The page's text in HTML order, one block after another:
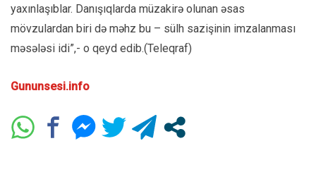
yaxınlaşıblar. Danışıqlarda müzakirə olunan əsas
mövzulardan biri də məhz bu – sülh sazişinin imzalanması
məsələsi idi”,- o qeyd edib.(Teleqraf)
Gununsesi.info